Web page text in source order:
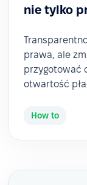
nie tylko
prawa, ale
przygotować
otwartość
How to